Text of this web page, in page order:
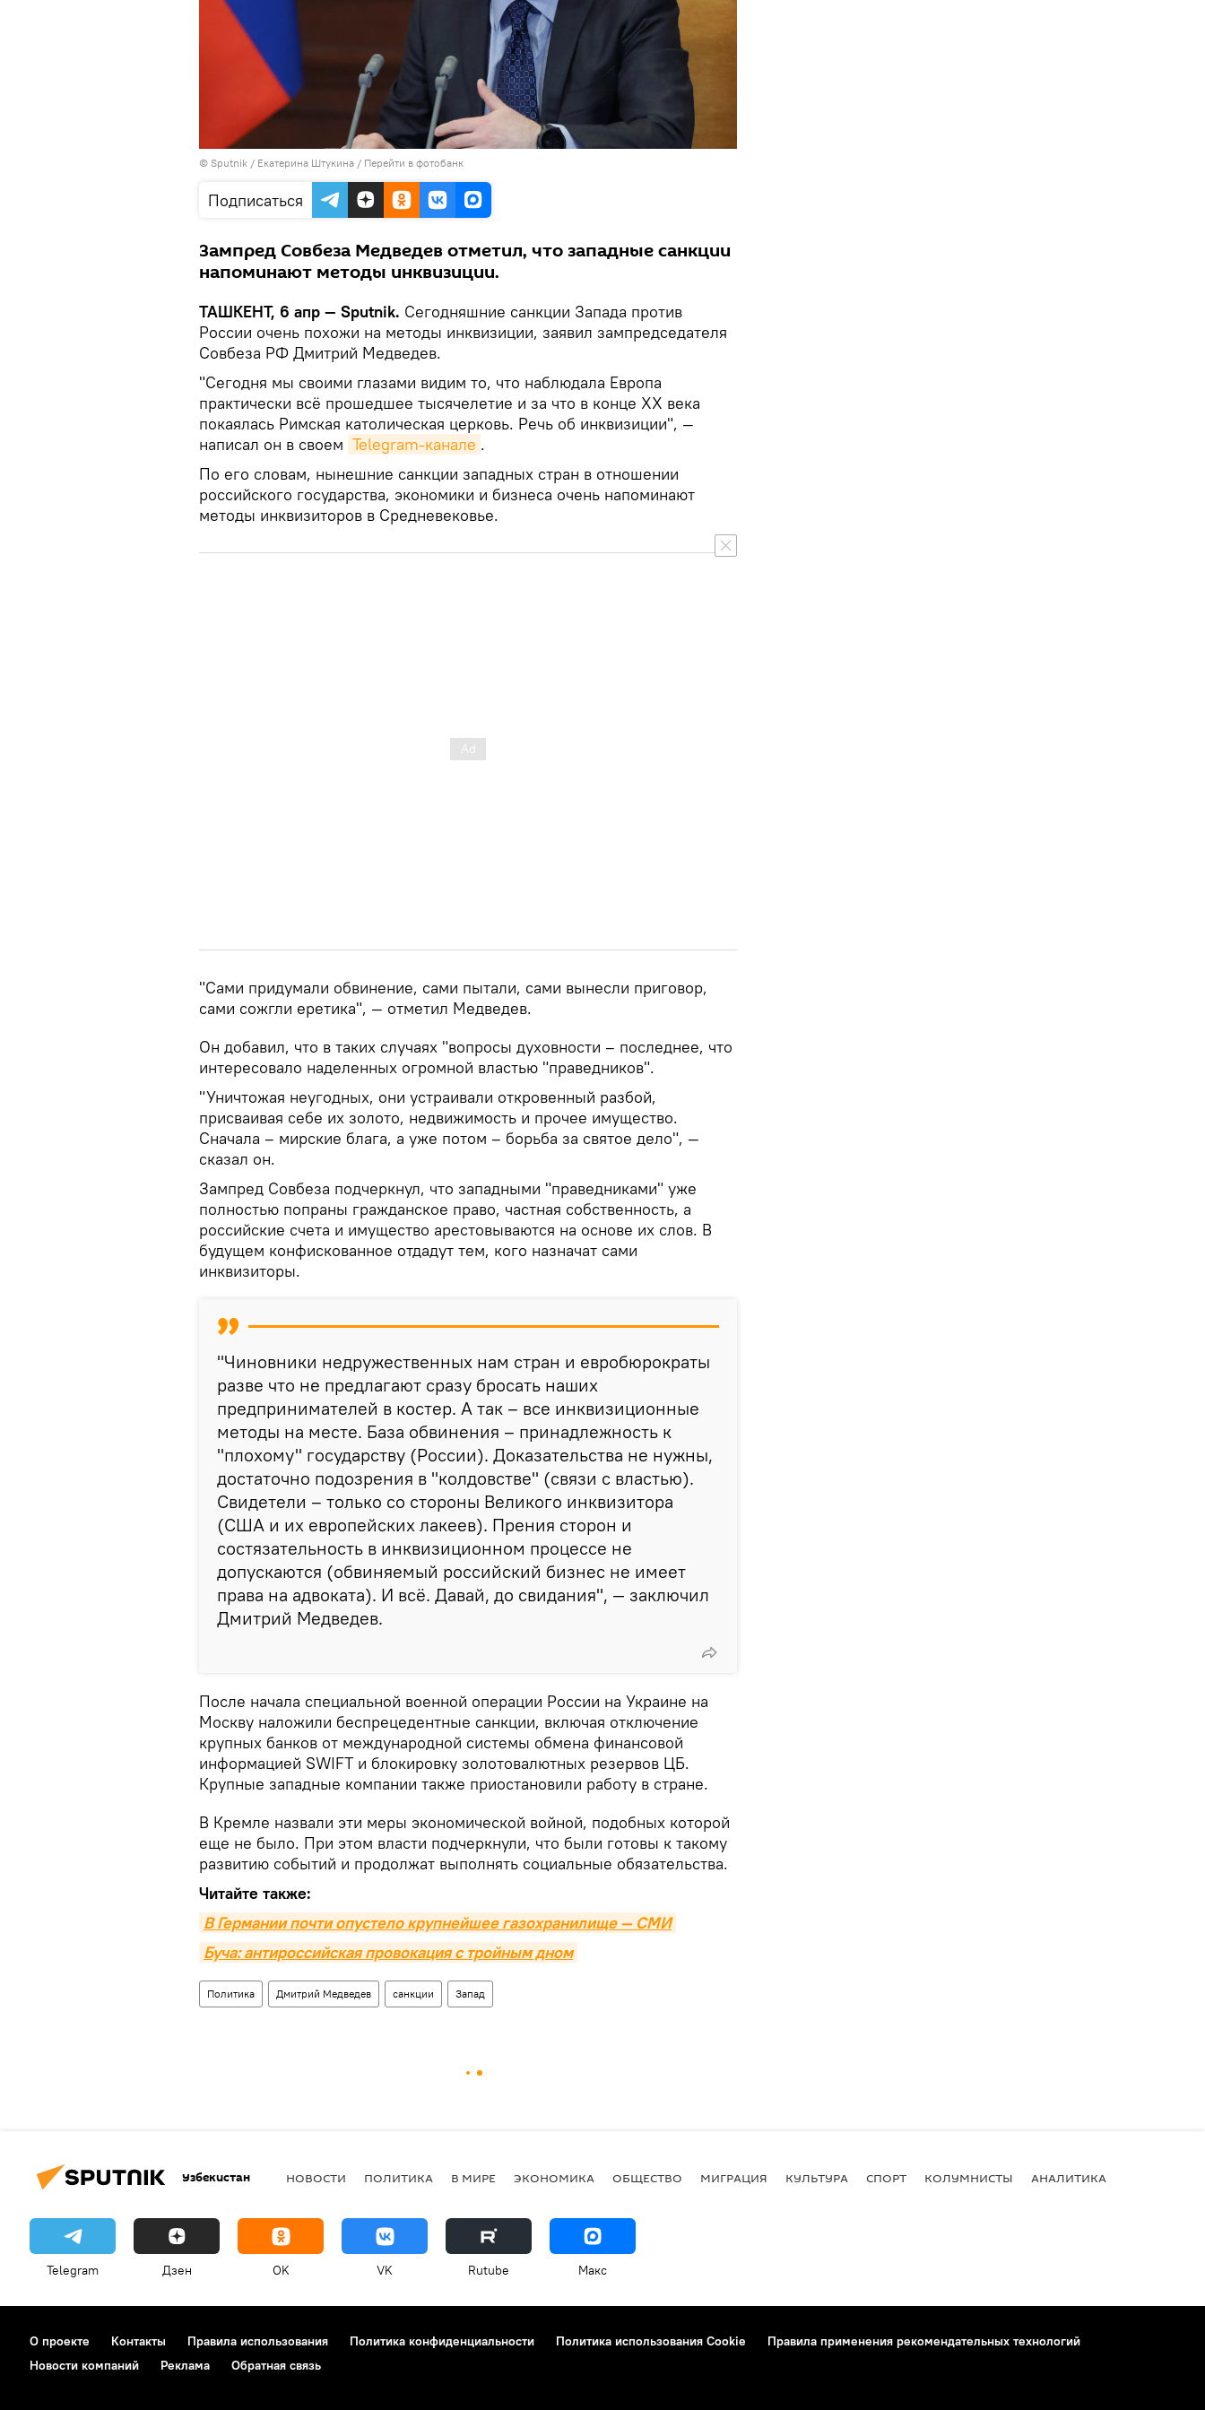
© Sputnik / Екатерина Штукина / Перейти в фотобанк
Подписаться
Зампред Совбеза Медведев отметил, что западные санкции
напоминают методы инквизиции.
ТАШКЕНТ, 6 апр — Sputnik. Сегодняшние санкции Запада против
России очень похожи на методы инквизиции, заявил зампредседателя
Совбеза РФ Дмитрий Медведев.
"Сегодня мы своими глазами видим то, что наблюдала Европа
практически всё прошедшее тысячелетие и за что в конце XX века
покаялась Римская католическая церковь. Речь об инквизиции", —
написал он в своем Telegram-канале .
По его словам, нынешние санкции западных стран в отношении
российского государства, экономики и бизнеса очень напоминают
методы инквизиторов в Средневековье.
"Сами придумали обвинение, сами пытали, сами вынесли приговор,
сами сожгли еретика", — отметил Медведев.
Он добавил, что в таких случаях "вопросы духовности – последнее, что
интересовало наделенных огромной властью "праведников".
"Уничтожая неугодных, они устраивали откровенный разбой,
присваивая себе их золото, недвижимость и прочее имущество.
Сначала – мирские блага, а уже потом – борьба за святое дело", —
сказал он.
Зампред Совбеза подчеркнул, что западными "праведниками" уже
полностью попраны гражданское право, частная собственность, а
российские счета и имущество арестовываются на основе их слов. В
будущем конфискованное отдадут тем, кого назначат сами
инквизиторы.
"Чиновники недружественных нам стран и евробюрократы
разве что не предлагают сразу бросать наших
предпринимателей в костер. А так – все инквизиционные
методы на месте. База обвинения – принадлежность к
"плохому" государству (России). Доказательства не нужны,
достаточно подозрения в "колдовстве" (связи с властью).
Свидетели – только со стороны Великого инквизитора
(США и их европейских лакеев). Прения сторон и
состязательность в инквизиционном процессе не
допускаются (обвиняемый российский бизнес не имеет
права на адвоката). И всё. Давай, до свидания", — заключил
Дмитрий Медведев.
После начала специальной военной операции России на Украине на
Москву наложили беспрецедентные санкции, включая отключение
крупных банков от международной системы обмена финансовой
информацией SWIFT и блокировку золотовалютных резервов ЦБ.
Крупные западные компании также приостановили работу в стране.
В Кремле назвали эти меры экономической войной, подобных которой
еще не было. При этом власти подчеркнули, что были готовы к такому
развитию событий и продолжат выполнять социальные обязательства.
Читайте также:
В Германии почти опустело крупнейшее газохранилище — СМИ
Буча: антироссийская провокация с тройным дном
Политика Дмитрий Медведев санкции Запад
Узбекистан НОВОСТИ ПОЛИТИКА В МИРЕ ЭКОНОМИКА ОБЩЕСТВО МИГРАЦИЯ КУЛЬТУРА СПОРТ КОЛУМНИСТЫ АНАЛИТИКА
Telegram Дзен OK VK Rutube Макс
О проекте Контакты Правила использования Политика конфиденциальности Политика использования Cookie
Правила применения рекомендательных технологий
Новости компаний
Реклама Обратная связь